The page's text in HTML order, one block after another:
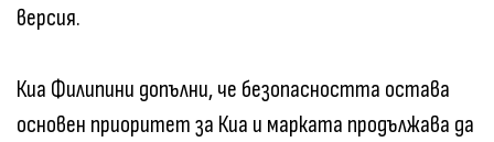
версия.
Киа Филипини допълни, че безопасността остава
основен приоритет за Киа и марката продължава да